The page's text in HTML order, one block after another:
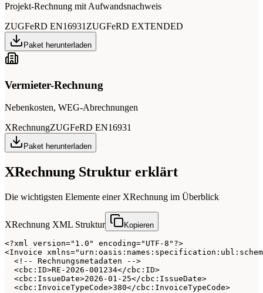
Projekt-Rechnung mit Aufwandsnachweis
ZUGFeRD EN16931 ZUGFeRD EXTENDED
Paket herunterladen
Vermieter-Rechnung
Nebenkosten, WEG-Abrechnungen
XRechnungZUGFeRD EN16931
Paket herunterladen
XRechnung Struktur erklärt
Die wichtigsten Elemente einer XRechnung im Überblick
XRechnung XML Struktur Kopieren
<?xml version="1.0" encoding="UTF-8"?>
<Invoice
  <!-- Rechnungsmetadaten -->
  <cbc:ID>RE-2026-001234</cbc:ID>
  <cbc:IssueDate>2026-01-25</cbc:IssueDate>
  <cbc:InvoiceTypeCode>380</cbc:InvoiceTypeCode>